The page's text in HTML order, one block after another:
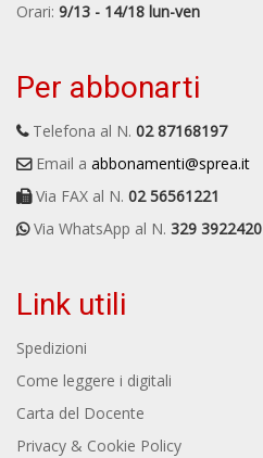
Orari: 9/13 - 14/18 lun-ven
Per abbonarti
Telefona al N. 02 87168197
Email a abbonamenti@sprea.it
Via FAX al N. 02 56561221
Via WhatsApp al N. 329 3922420
Link utili
Spedizioni
Come leggere i digitali
Carta del Docente
Privacy & Cookie Policy